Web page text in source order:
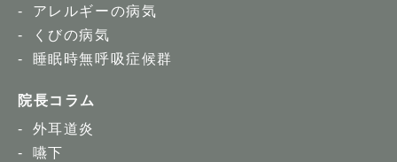
アレルギーの病気
くびの病気
睡眠時無呼吸症候群
院長コラム
外耳道炎
嚥下